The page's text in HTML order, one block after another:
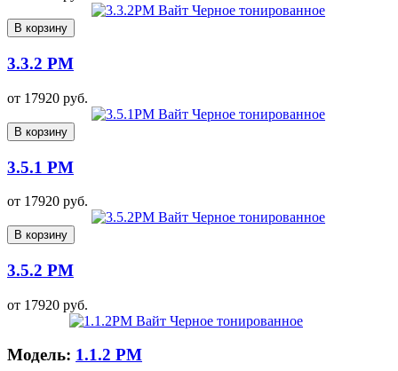
В корзину
3.3.2 PM
от 17920 руб.
В корзину
3.5.1 PM
от 17920 руб.
В корзину
3.5.2 PM
от 17920 руб.
Модель: 1.1.2 PM